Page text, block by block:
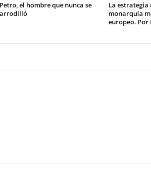
Petro, el hombre que nunca se
arrodilló
La
monarquía
europeo. Por